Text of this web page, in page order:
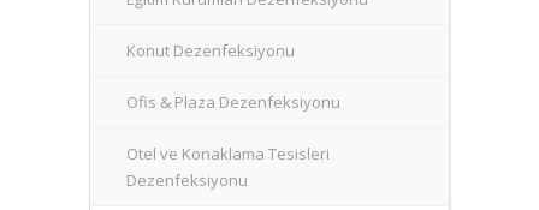
Konut Dezenfeksiyonu
Ofis & Plaza Dezenfeksiyonu
Otel ve Konaklama Tesisleri
Dezenfeksiyonu